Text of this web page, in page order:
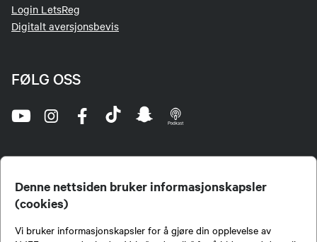
Denne nettsiden bruker informasjonskapsler
(cookies)
Vi bruker informasjonskapsler for å gjøre din opplevelse av
Login LetsReg
Digitalt aversjonsbevis
FØLG OSS
jegere og sportsfiskere og et av de viktigste miljøene for formidling av kunnskap om jakt og